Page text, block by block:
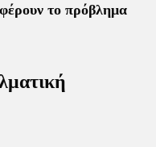
το πρόβλημα